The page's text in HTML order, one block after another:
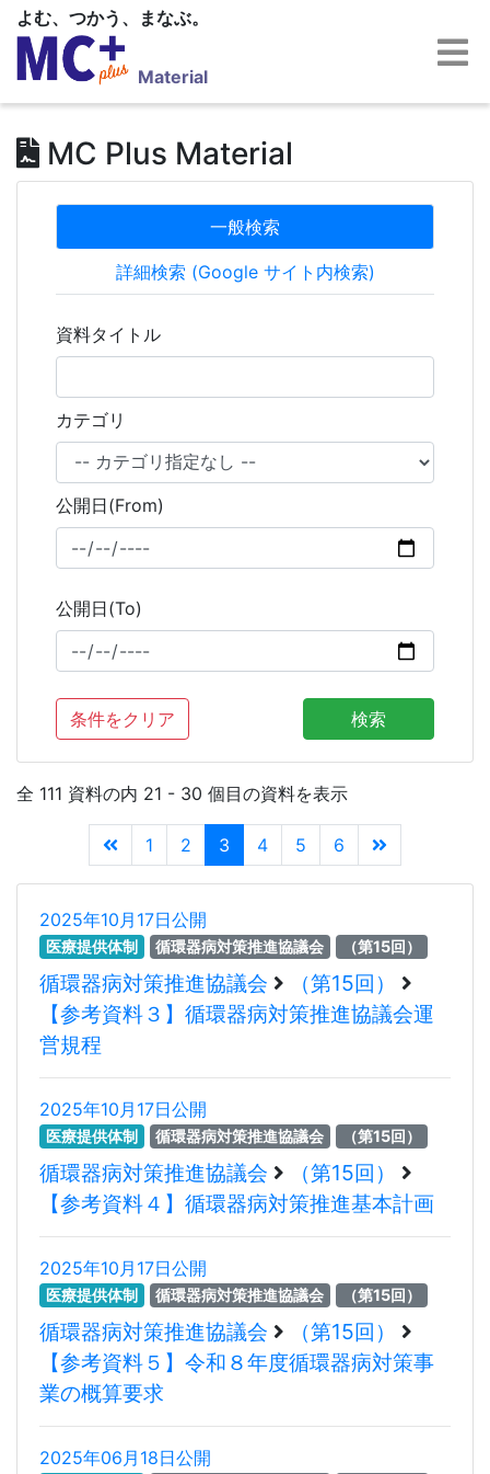
よむ、つかう、まなぶ。
Material
MC Plus Material
一般検索
詳細検索 (Google サイト内検索)
資料タイトル
カテゴリ
公開日(From)
公開日(To)
条件をクリア 検索
全 111 資料の内 21 - 30 個目の資料を表示
1 2 3 4 5 6
2025年10月17日公開
医療提供体制 循環器病対策推進協議会 （第15回）
循環器病対策推進協議会
（第15回）
【参考資料３】循環器病対策推進協議会運
営規程
2025年10月17日公開
医療提供体制 循環器病対策推進協議会 （第15回）
循環器病対策推進協議会
（第15回）
【参考資料４】循環器病対策推進基本計画
2025年10月17日公開
医療提供体制 循環器病対策推進協議会 （第15回）
循環器病対策推進協議会
（第15回）
【参考資料５】令和８年度循環器病対策事
業の概算要求
2025年06月18日公開